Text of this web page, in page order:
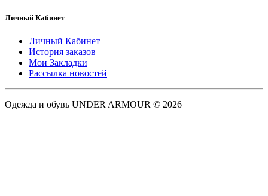
Личный Кабинет
Личный Кабинет
История заказов
Мои Закладки
Рассылка новостей
Одежда и обувь UNDER ARMOUR © 2026